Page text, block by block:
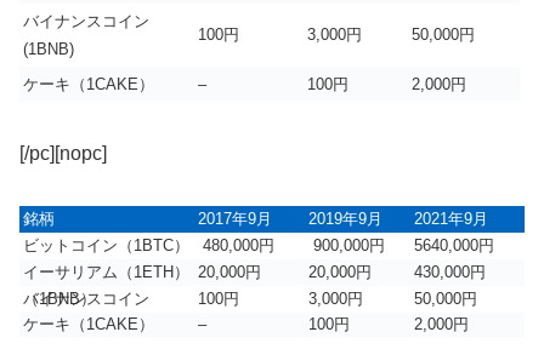
バイナンスコイン
(1BNB)
100円 3,000円 50,000円
ケーキ（1CAKE） – 100円 2,000円
[/pc][nopc]
銘柄 2017年9月 2019年9月
2021年9月
ビットコイン（1BTC）
480,000円 900,000円
5640,000円
イーサリアム（1ETH）
20,000円 20,000円
430,000円
バイナンスコイン（1BNB）
100円 3,000円
50,000円
ケーキ（1CAKE）
– 100円 2,000円